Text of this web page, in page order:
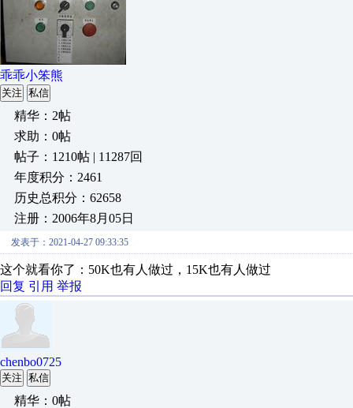
乖乖小笨熊
关注 私信
精华：2帖
求助：0帖
帖子：1210帖 | 11287回
年度积分：2461
历史总积分：62658
注册：2006年8月05日
发表于：2021-04-27 09:33:35
这个就看你了：50K也有人做过，15K也有人做过
回复 引用 举报
chenbo0725
关注 私信
精华：0帖